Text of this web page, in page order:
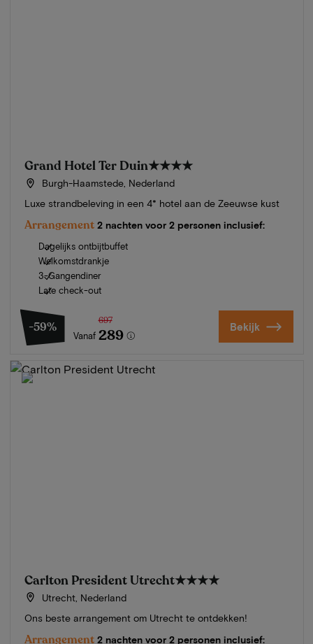
Grand Hotel Ter Duin★★★★
Burgh-Haamstede, Nederland
Luxe strandbeleving in een 4* hotel aan de Zeeuwse kust
Arrangement 2 nachten voor 2 personen inclusief:
Dagelijks ontbijtbuffet
Welkomstdrankje
3-Gangendiner
Late check-out
-59%
Vanaf
697
289 Bekijk
Carlton President Utrecht★★★★
Utrecht, Nederland
Ons beste arrangement om Utrecht te ontdekken!
Arrangement 2 nachten voor 2 personen inclusief: